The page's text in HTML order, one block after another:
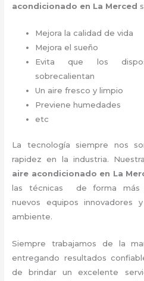
acondicionado en La Merced
Mejora la calidad de vida
Mejora el sueño
Evita que los
sobrecalientan
Un aire fresco y limpio
Previene humedades
etc
La tecnología siempre nos
rapidez en la industria.
aire acondicionado en La
las técnicas de forma más
nuevos equipos innovadores
ambiente.
Siempre trabajamos de la
entregando resultados
de brindar un excelente